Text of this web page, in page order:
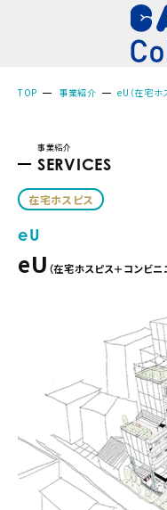
TOP 事業紹介 eU（在宅ホ
事業紹介
SERVICES
在宅ホスピス
eU
eU （在宅ホスピス＋コンビニ